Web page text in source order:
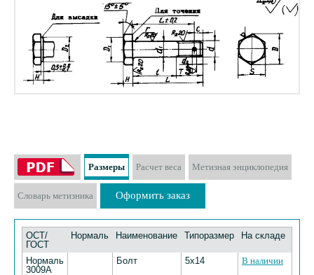
Размеры Расчет веса Метизная энциклопедия
Словарь метизника Оформить заказ
ОСТ/
ГОСТ
Нормаль Наименование Типоразмер На складе
Нормаль
3009А
Болт 5х14 В наличии